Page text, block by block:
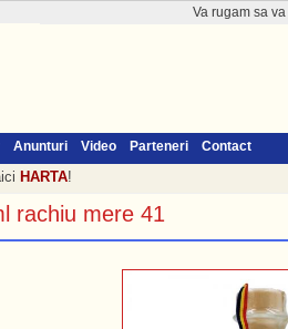
Va rugam sa va
Anunturi Video Parteneri Contact
HARTA!
rachiu mere 41